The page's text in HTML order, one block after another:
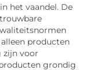
het vaandel. De
producten
zijn voor
grondig